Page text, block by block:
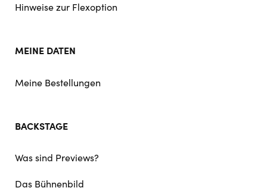
Hinweise zur Flexoption
MEINE DATEN
Meine Bestellungen
BACKSTAGE
Was sind Previews?
Das Bühnenbild